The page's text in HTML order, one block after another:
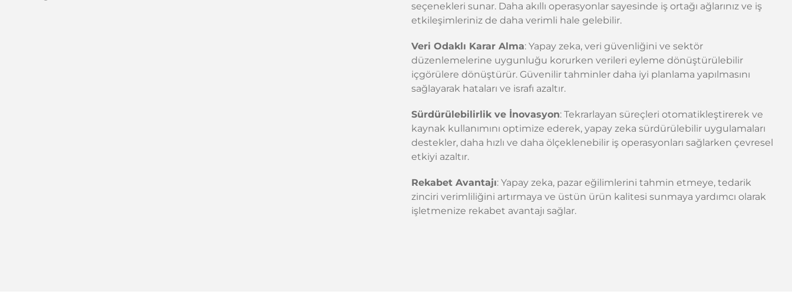
seçenekleri sunar. Daha akıllı operasyonlar sayesinde iş ortağı ağlarınız ve iş
etkileşimleriniz de daha verimli hale gelebilir.
Veri Odaklı Karar Alma: Yapay zeka, veri güvenliğini ve sektör
düzenlemelerine uygunluğu korurken verileri eyleme dönüştürülebilir
içgörülere dönüştürür. Güvenilir tahminler daha iyi planlama yapılmasını
sağlayarak hataları ve israfı azaltır.
Sürdürülebilirlik ve İnovasyon: Tekrarlayan süreçleri otomatikleştirerek ve
kaynak kullanımını optimize ederek, yapay zeka sürdürülebilir uygulamaları
destekler, daha hızlı ve daha ölçeklenebilir iş operasyonları sağlarken çevresel
etkiyi azaltır.
Rekabet Avantajı: Yapay zeka, pazar eğilimlerini tahmin etmeye, tedarik
zinciri verimliliğini artırmaya ve üstün ürün kalitesi sunmaya yardımcı olarak
işletmenize rekabet avantajı sağlar.